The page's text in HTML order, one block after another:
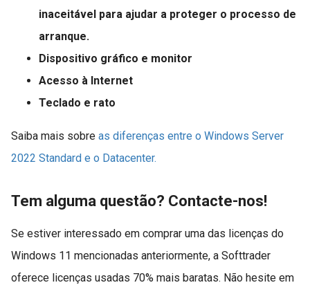
inaceitável para ajudar a proteger o processo de
arranque.
Dispositivo gráfico e monitor
Acesso à Internet
Teclado e rato
Saiba mais sobre as diferenças entre o Windows Server
2022 Standard e o Datacenter.
Tem alguma questão? Contacte-nos!
Se estiver interessado em comprar uma das licenças do
Windows 11 mencionadas anteriormente, a Softtrader
oferece licenças usadas 70% mais baratas. Não hesite em